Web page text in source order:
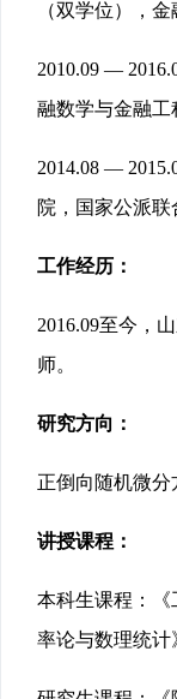
（双学位），金
2010.09 —
融数学与金融工
2014.08 —
院，国家公派联
工作经历：
2016.09至今，
师。
研究方向：
正倒向随机微分
讲授课程：
本科生课程：
率论与数理统计